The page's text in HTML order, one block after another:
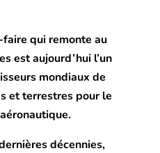
qui remonte au
est aujourd’hui l’un
mondiaux de
et terrestres pour le
décennies,